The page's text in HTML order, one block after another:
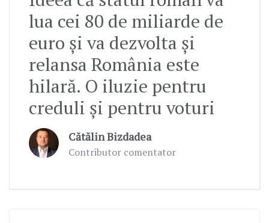
lua cei 80 de miliarde de
euro și va dezvolta și
relansa România este
hilară. O iluzie pentru
creduli și pentru voturi
Cătălin Bizdadea
Contributor comentator